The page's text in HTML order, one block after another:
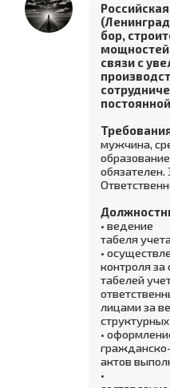
бор,
мощностей
связи с
мужчина,
обязателен.
• ведение
табеля
•
контроля
табелей
лицами за
•
актов
•